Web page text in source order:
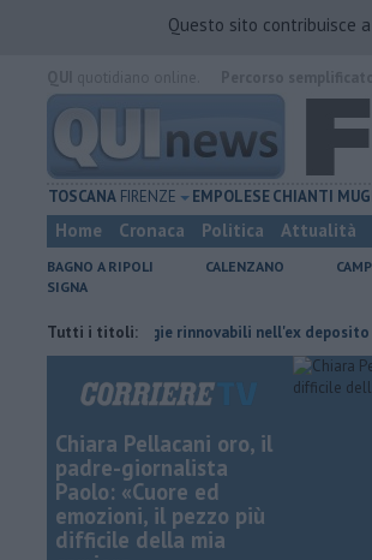
Questo sito contribuisce
TOSCANA FIRENZE EMPOLESECHIANTI
Home Cronaca Politica Attualità
BAGNO A RIPOLI CALENZANO
SIGNA
Tutti i titoli:
Hub delle energie rinnovabili nell'ex deposito Eni
Chiara Pellacani oro, il
padre-giornalista
Paolo: «Cuore ed
emozioni, il pezzo più
difficile della mia